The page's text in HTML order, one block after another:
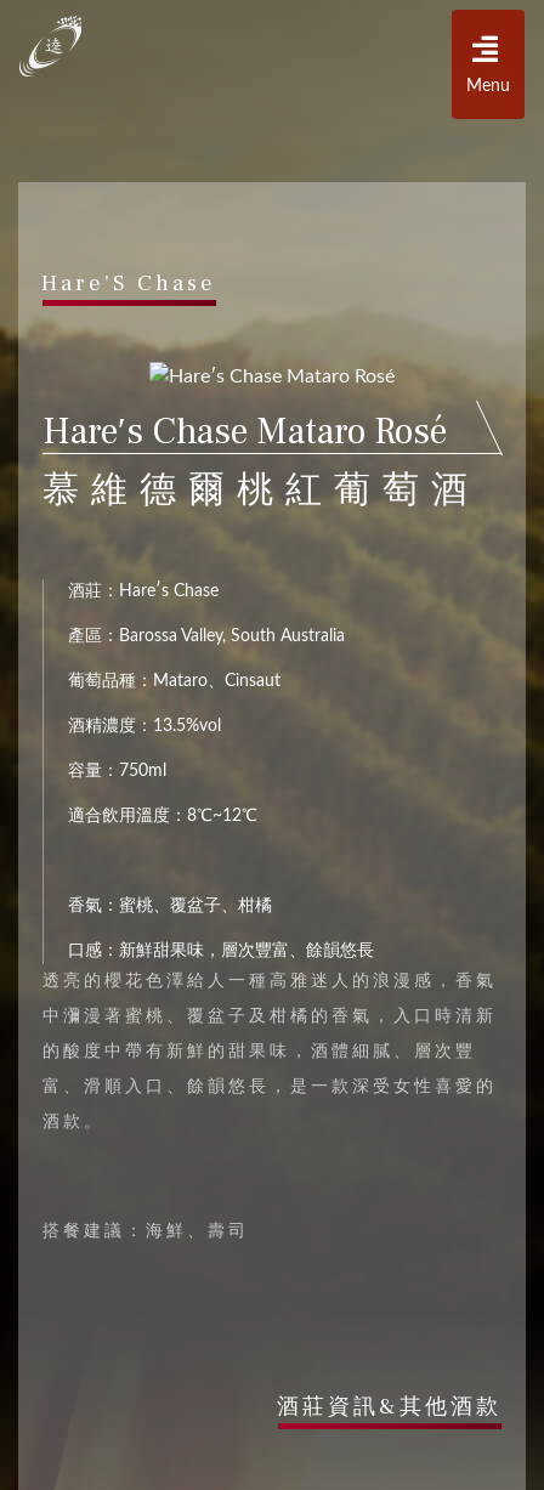
Menu
Hare'S Chase
Hare′s Chase Mataro Rosé
慕維德爾桃紅葡萄酒
酒莊：Hare′s Chase
產區：Barossa Valley, South Australia
葡萄品種：Mataro、Cinsaut
酒精濃度：13.5%vol
容量：750ml
適合飲用溫度：8℃~12℃
香氣：蜜桃、覆盆子、柑橘
口感：新鮮甜果味，層次豐富、餘韻悠長
透亮的櫻花色澤給人一種高雅迷人的浪漫感，香氣
中瀰漫著蜜桃、覆盆子及柑橘的香氣，入口時清新
的酸度中帶有新鮮的甜果味，酒體細膩、層次豐
富、滑順入口、餘韻悠長，是一款深受女性喜愛的
酒款。
搭餐建議：海鮮、壽司
酒莊資訊&其他酒款